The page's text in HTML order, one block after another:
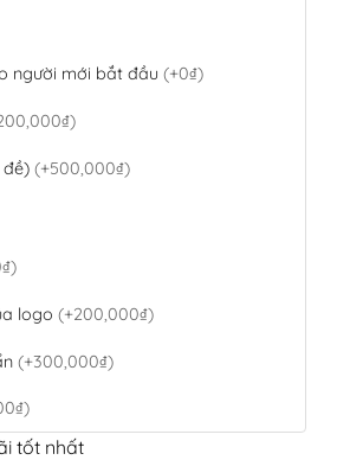
người mới bắt đầu (+0₫)
(+500,000₫)
logo (+200,000₫)
(+300,000₫)
tốt nhất